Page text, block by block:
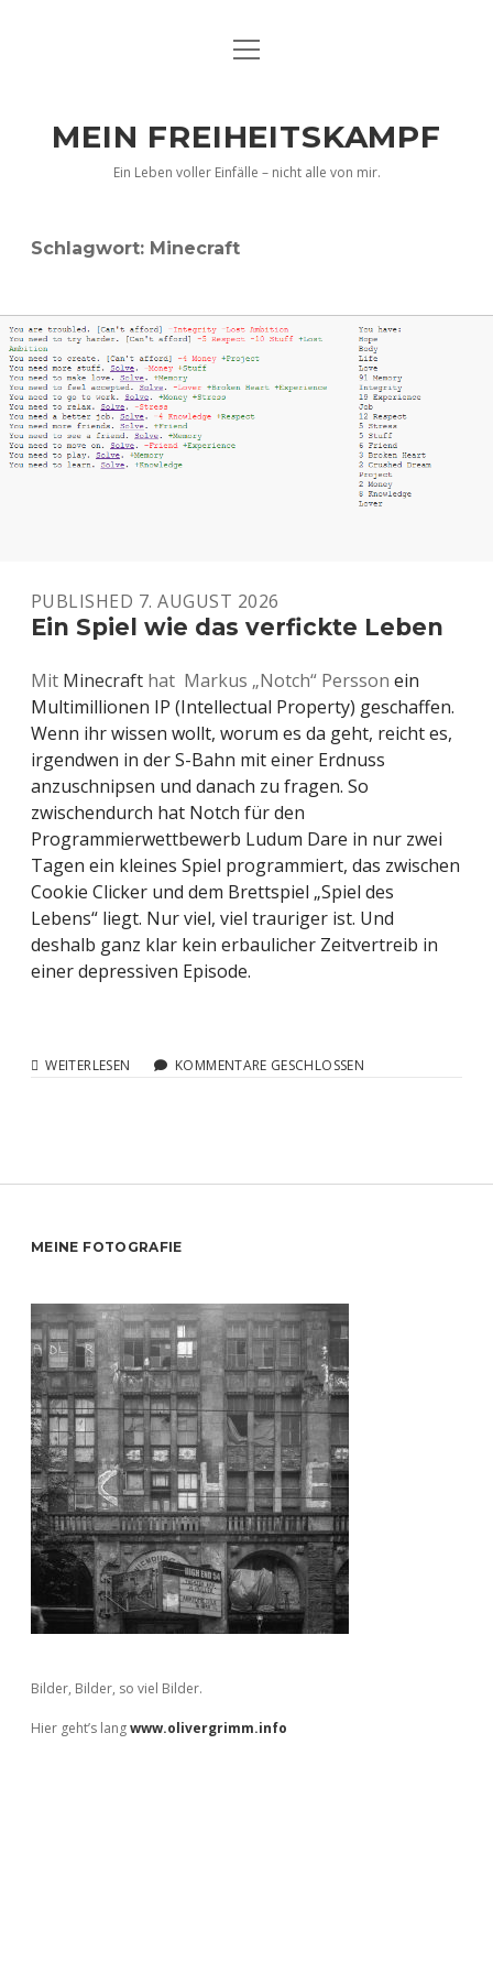
DATENSCHUTZERKLÄRUNG
Menü
MEIN FREIHEITSKAMPF
Ein Leben voller Einfälle – nicht alle von mir.
Schlagwort: Minecraft
PUBLISHED 7. AUGUST 2026
Ein Spiel wie das verfickte Leben
Mit Minecraft hat Markus „Notch“ Persson ein
Multimillionen IP (Intellectual Property) geschaffen.
Wenn ihr wissen wollt, worum es da geht, reicht es,
irgendwen in der S-Bahn mit einer Erdnuss
anzuschnipsen und danach zu fragen. So
zwischendurch hat Notch für den
Programmierwettbewerb Ludum Dare in nur zwei
Tagen ein kleines Spiel programmiert, das zwischen
Cookie Clicker und dem Brettspiel „Spiel des
Lebens“ liegt. Nur viel, viel trauriger ist. Und
deshalb ganz klar kein erbaulicher Zeitvertreib in
einer depressiven Episode.
WEITERLESEN KOMMENTARE GESCHLOSSEN
Sidebar
MEINE FOTOGRAFIE
Bilder, Bilder, so viel Bilder.
Hier geht’s langwww.olivergrimm.info